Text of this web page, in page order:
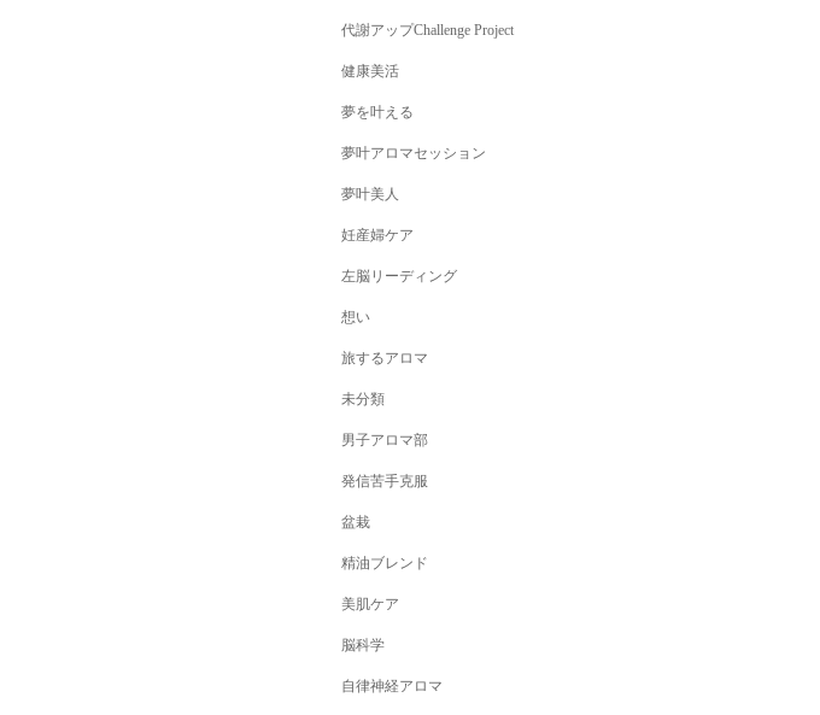
代謝アップChallenge Project
健康美活
夢を叶える
夢叶アロマセッション
夢叶美人
妊産婦ケア
左脳リーディング
想い
旅するアロマ
未分類
男子アロマ部
発信苦手克服
盆栽
精油ブレンド
美肌ケア
脳科学
自律神経アロマ